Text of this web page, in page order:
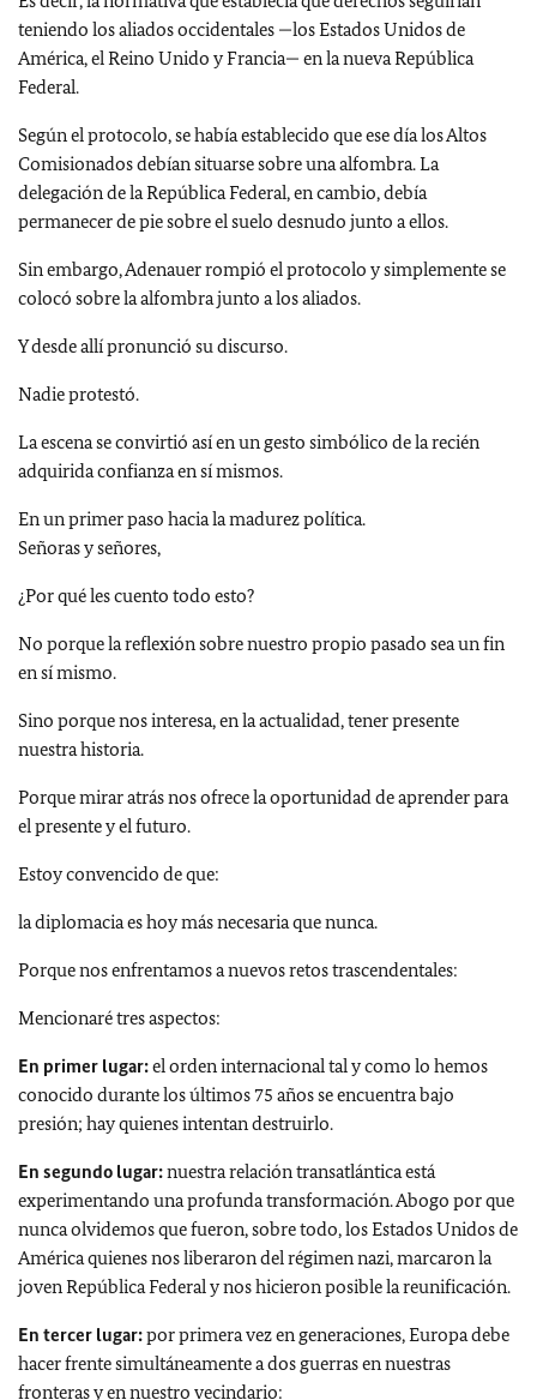
teniendo los aliados occidentales —los Estados Unidos de
América, el Reino Unido y Francia— en la nueva República
Federal.
Según el protocolo, se había establecido que ese día los Altos
Comisionados debían situarse sobre una alfombra. La
delegación de la República Federal, en cambio, debía
permanecer de pie sobre el suelo desnudo junto a ellos.
Sin embargo, Adenauer rompió el protocolo y simplemente se
colocó sobre la alfombra junto a los aliados.
Y desde allí pronunció su discurso.
Nadie protestó.
La escena se convirtió así en un gesto simbólico de la recién
adquirida confianza en sí mismos.
En un primer paso hacia la madurez política.
Señoras y señores,
¿Por qué les cuento todo esto?
No porque la reflexión sobre nuestro propio pasado sea un fin
en sí mismo.
Sino porque nos interesa, en la actualidad, tener presente
nuestra historia.
Porque mirar atrás nos ofrece la oportunidad de aprender para
el presente y el futuro.
Estoy convencido de que:
la diplomacia es hoy más necesaria que nunca.
Porque nos enfrentamos a nuevos retos trascendentales:
Mencionaré tres aspectos:
En primer lugar:el orden internacional tal y como lo hemos
conocido durante los últimos 75 años se encuentra bajo
presión; hay quienes intentan destruirlo.
En segundo lugar:nuestra relación transatlántica está
experimentando una profunda transformación. Abogo por que
nunca olvidemos que fueron, sobre todo, los Estados Unidos de
América quienes nos liberaron del régimen nazi, marcaron la
joven República Federal y nos hicieron posible la reunificación.
En tercer lugar:por primera vez en generaciones, Europa debe
hacer frente simultáneamente a dos guerras en nuestras
fronteras y en nuestro vecindario: